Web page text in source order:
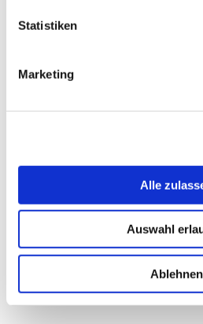
Statistiken
Marketing
Alle
Auswahl
Ablehnen
Teilnehmerinfos
76532 Baden-Baden
Telefon:
FORTBILDUNGSSTAND